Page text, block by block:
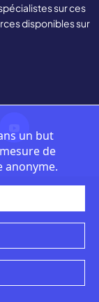
sur ces
disponibles sur
un but
de
anonyme.